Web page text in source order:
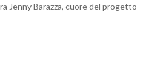
Jenny Barazza, cuore del progetto